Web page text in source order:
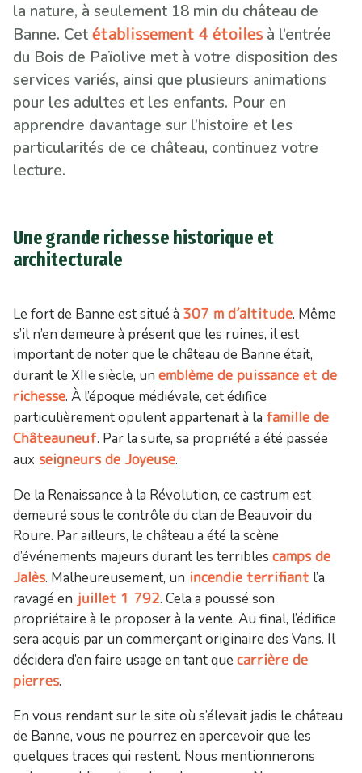
la nature, à seulement 18 min du château de
Banne. Cetétablissement 4 étoiles à l’entrée
du Bois de Païolive met à votre disposition des
services variés, ainsi que plusieurs animations
pour les adultes et les enfants. Pour en
apprendre davantage sur l’histoire et les
particularités de ce château, continuez votre
lecture.
Une grande richesse historique et
architecturale
Le fort de Banne est situé à 307 m d’altitude. Même
s’il n’en demeure à présent que les ruines, il est
important de noter que le château de Banne était,
durant le XIIe siècle, un emblème de puissance et de
richesse. À l’époque médiévale, cet édifice
particulièrement opulent appartenait à la famille de
Châteauneuf. Par la suite, sa propriété a été passée
aux seigneurs de Joyeuse.
De la Renaissance à la Révolution, ce castrum est
demeuré sous le contrôle du clan de Beauvoir du
Roure. Par ailleurs, le château a été la scène
d’événements majeurs durant les terribles camps de
Jalès. Malheureusement, un incendie terrifiant l’a
ravagé en juillet 1 792. Cela a poussé son
propriétaire à le proposer à la vente. Au final, l’édifice
sera acquis par un commerçant originaire des Vans. Il
décidera d’en faire usage en tant que carrière de
pierres.
En vous rendant sur le site où s’élevait jadis le château
de Banne, vous ne pourrez en apercevoir que les
quelques traces qui restent. Nous mentionnerons